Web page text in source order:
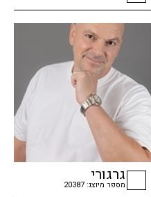
checkbox
גרגורי
מספר מיוצג: 20387